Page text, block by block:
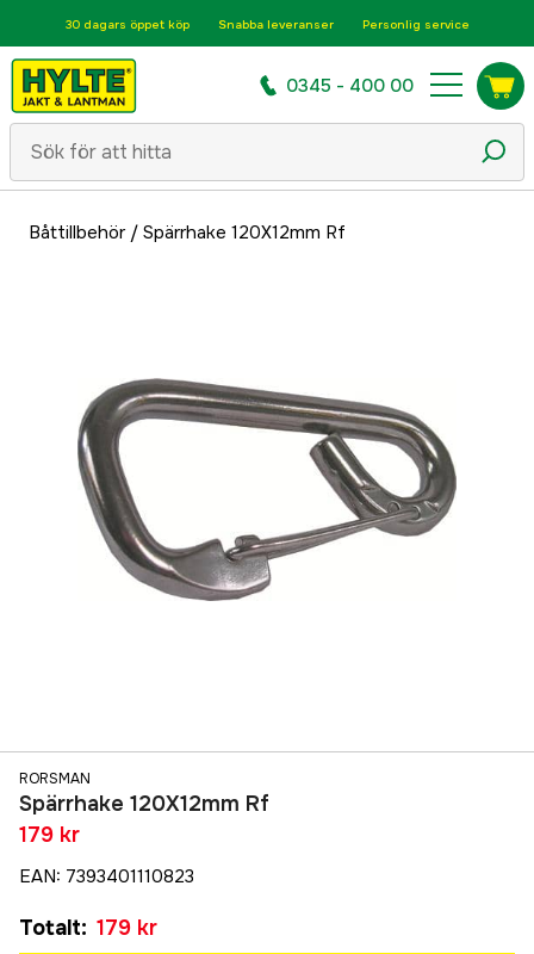
30 dagars öppet köp Snabba leveranser Personlig service
0345 - 400 00
Båttillbehör/ Spärrhake 120X12mm Rf
RORSMAN
Spärrhake 120X12mm Rf
179 kr
EAN: 7393401110823
Totalt: 179 kr